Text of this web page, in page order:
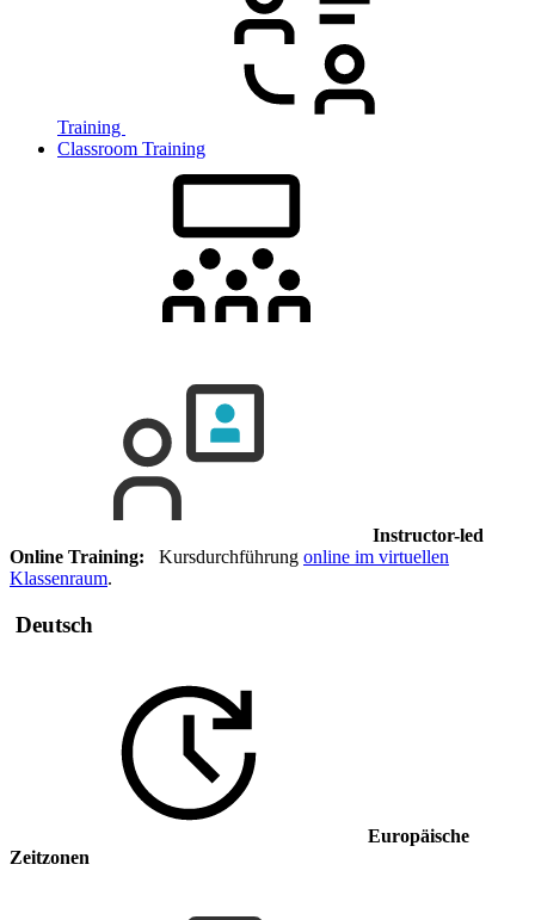
Training
Classroom Training
Instructor-led
Online Training: Kursdurchführung online im virtuellen
Klassenraum.
Deutsch
Europäische
Zeitzonen